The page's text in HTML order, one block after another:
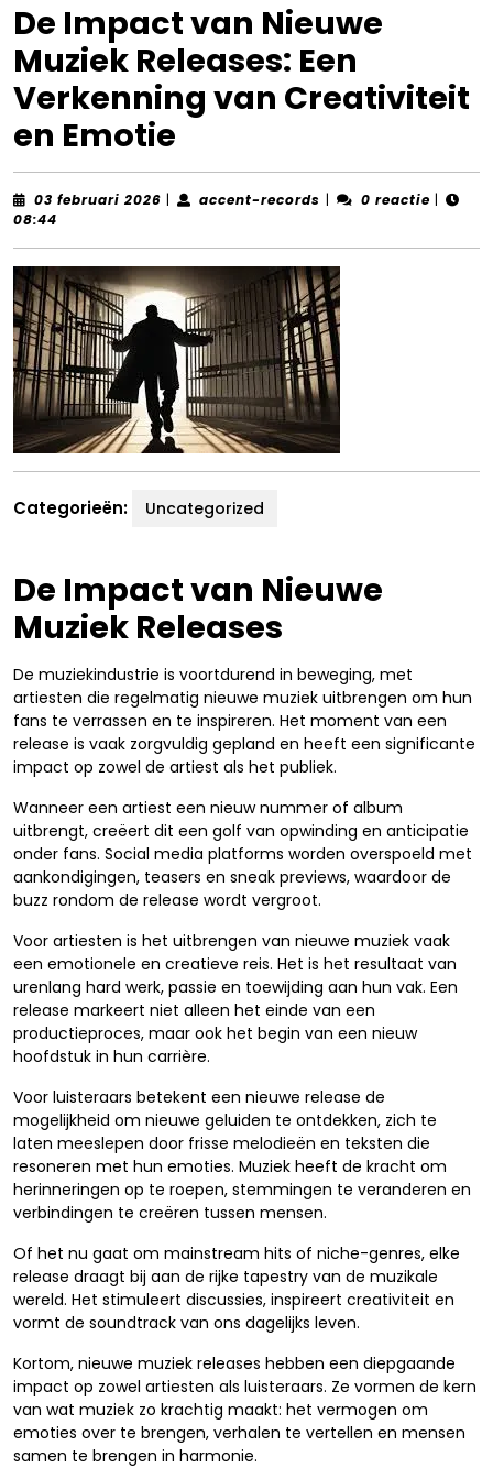
De Impact van Nieuwe
Muziek Releases: Een
Verkenning van Creativiteit
en Emotie
03 februari 2026 03
| accent-records accent-
| 0 reactie |
08:44
Categorieën: Uncategorized
De Impact van Nieuwe
Muziek Releases
De muziekindustrie is voortdurend in beweging, met
artiesten die regelmatig nieuwe muziek uitbrengen om hun
fans te verrassen en te inspireren. Het moment van een
release is vaak zorgvuldig gepland en heeft een significante
impact op zowel de artiest als het publiek.
Wanneer een artiest een nieuw nummer of album
uitbrengt, creëert dit een golf van opwinding en anticipatie
onder fans. Social media platforms worden overspoeld met
aankondigingen, teasers en sneak previews, waardoor de
buzz rondom de release wordt vergroot.
Voor artiesten is het uitbrengen van nieuwe muziek vaak
een emotionele en creatieve reis. Het is het resultaat van
urenlang hard werk, passie en toewijding aan hun vak. Een
release markeert niet alleen het einde van een
productieproces, maar ook het begin van een nieuw
hoofdstuk in hun carrière.
Voor luisteraars betekent een nieuwe release de
mogelijkheid om nieuwe geluiden te ontdekken, zich te
laten meeslepen door frisse melodieën en teksten die
resoneren met hun emoties. Muziek heeft de kracht om
herinneringen op te roepen, stemmingen te veranderen en
verbindingen te creëren tussen mensen.
Of het nu gaat om mainstream hits of niche-genres, elke
release draagt bij aan de rijke tapestry van de muzikale
wereld. Het stimuleert discussies, inspireert creativiteit en
vormt de soundtrack van ons dagelijks leven.
Kortom, nieuwe muziek releases hebben een diepgaande
impact op zowel artiesten als luisteraars. Ze vormen de kern
van wat muziek zo krachtig maakt: het vermogen om
emoties over te brengen, verhalen te vertellen en mensen
samen te brengen in harmonie.